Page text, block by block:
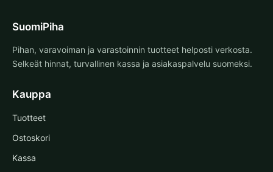
SuomiPiha
Pihan, varavoiman ja varastoinnin tuotteet helposti verkosta.
Selkeät hinnat, turvallinen kassa ja asiakaspalvelu suomeksi.
Kauppa
Tuotteet
Ostoskori
Kassa